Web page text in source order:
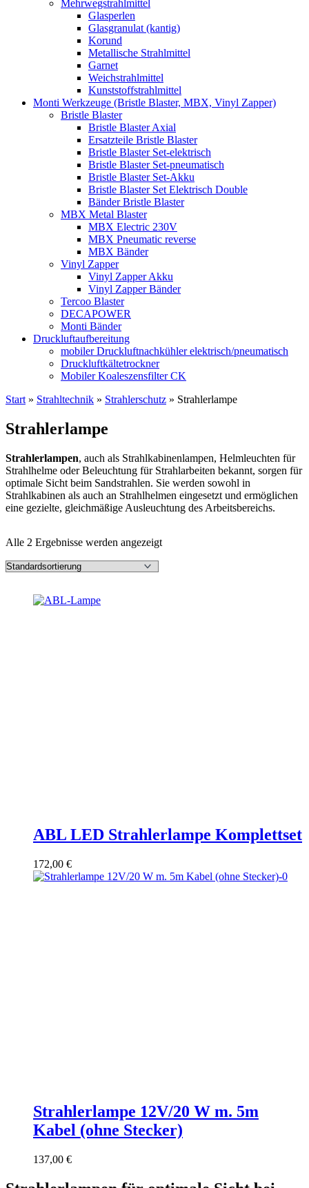
Mehrwegstrahlmittel
Glasperlen
Glasgranulat (kantig)
Korund
Metallische Strahlmittel
Garnet
Weichstrahlmittel
Kunststoffstrahlmittel
Monti Werkzeuge (Bristle Blaster, MBX, Vinyl Zapper)
Bristle Blaster
Bristle Blaster Axial
Ersatzteile Bristle Blaster
Bristle Blaster Set-elektrisch
Bristle Blaster Set-pneumatisch
Bristle Blaster Set-Akku
Bristle Blaster Set Elektrisch Double
Bänder Bristle Blaster
MBX Metal Blaster
MBX Electric 230V
MBX Pneumatic reverse
MBX Bänder
Vinyl Zapper
Vinyl Zapper Akku
Vinyl Zapper Bänder
Tercoo Blaster
DECAPOWER
Monti Bänder
Druckluftaufbereitung
mobiler Druckluftnachkühler elektrisch/pneumatisch
Druckluftkältetrockner
Mobiler Koaleszensfilter CK
Start » Strahltechnik » Strahlerschutz » Strahlerlampe
Strahlerlampe
Strahlerlampen, auch als Strahlkabinenlampen, Helmleuchten für
Strahlhelme oder Beleuchtung für Strahlarbeiten bekannt, sorgen für
optimale Sicht beim Sandstrahlen. Sie werden sowohl in
Strahlkabinen als auch an Strahlhelmen eingesetzt und ermöglichen
eine gezielte, gleichmäßige Ausleuchtung des Arbeitsbereichs.
Alle 2 Ergebnisse werden angezeigt
ABL LED Strahlerlampe Komplettset
172,00 €
Strahlerlampe 12V/20 W m. 5m
Kabel (ohne Stecker)
137,00 €